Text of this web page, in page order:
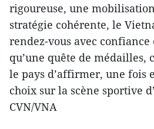
rigoureuse, une
stratégie cohérente, le
rendez-vous avec
qu’une quête de médailles,
le pays d’affirmer, une fois
choix sur la scène sportive
CVN/VNA